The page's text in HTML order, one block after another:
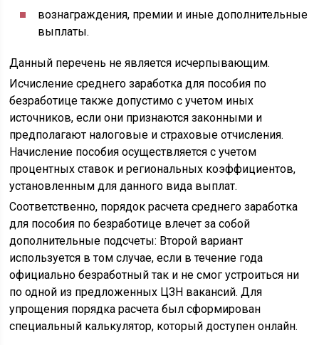
вознаграждения, премии и иные дополнительные
выплаты.
Данный перечень не является исчерпывающим.
Исчисление среднего заработка для пособия по
безработице также допустимо с учетом иных
источников, если они признаются законными и
предполагают налоговые и страховые отчисления.
Начисление пособия осуществляется с учетом
процентных ставок и региональных коэффициентов,
установленным для данного вида выплат.
Соответственно, порядок расчета среднего заработка
для пособия по безработице влечет за собой
дополнительные подсчеты: Второй вариант
используется в том случае, если в течение года
официально безработный так и не смог устроиться ни
по одной из предложенных ЦЗН вакансий. Для
упрощения порядка расчета был сформирован
специальный калькулятор, который доступен онлайн.